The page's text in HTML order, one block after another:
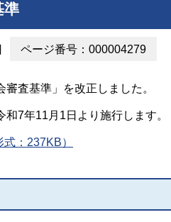
準
ページ番号：000004279
審査基準」を改正しました。
7年11月1日より施行します。
：237KB）